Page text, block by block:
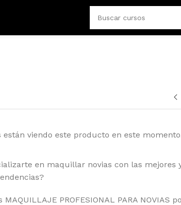
están viendo este producto en este
en maquillar novias con las mejores
PROFESIONAL PARA NOVIAS